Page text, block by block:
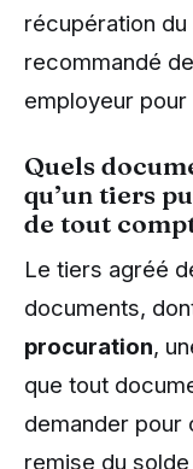
récupération
recommandé
employeur pour
Quels
qu’un tiers
de tout
Le tiers agréé
documents,
procuration,
que tout
demander pour
remise du